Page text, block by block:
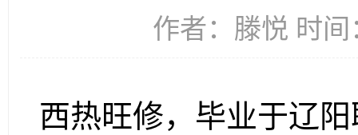
作者：滕悦 时间
西热旺修，毕业于辽